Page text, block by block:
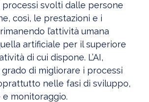
processi svolti dalle persone
così, le prestazioni e i
l’attività umana
artificiale per il superiore
di cui dispone. L’AI,
di migliorare i processi
nelle fasi di sviluppo,
monitoraggio.